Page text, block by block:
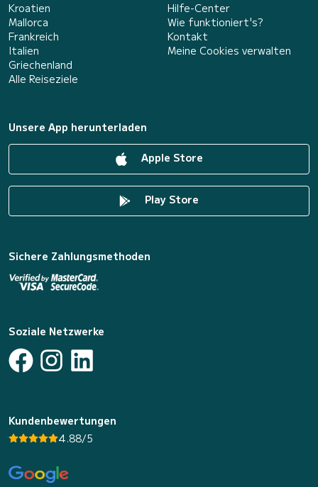
Kroatien
Mallorca
Frankreich
Italien
Griechenland
Alle Reiseziele
Hilfe-Center
Wie funktioniert's?
Kontakt
Meine Cookies verwalten
Unsere App herunterladen
Apple Store
Play Store
Sichere Zahlungsmethoden
Soziale Netzwerke
Kundenbewertungen
4.88/5